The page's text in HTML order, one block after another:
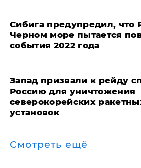
Сибига предупредил, что
Черном море пытается
события 2022 года
Запад призвали к рейду
Россию для уничтожения
северокорейских
установок
Смотреть ещё